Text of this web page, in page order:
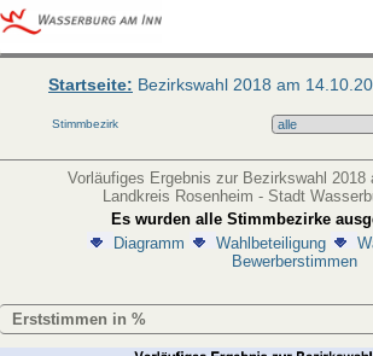
Startseite: Bezirkswahl 2018 am
Stimmbezirk
Vorläufiges Ergebnis zur Bezirkswahl 2018
Landkreis Rosenheim - Stadt
Es wurden alle Stimmbezirke
Diagramm
Wahlbeteiligung
Bewerberstimmen
Erststimmen in %